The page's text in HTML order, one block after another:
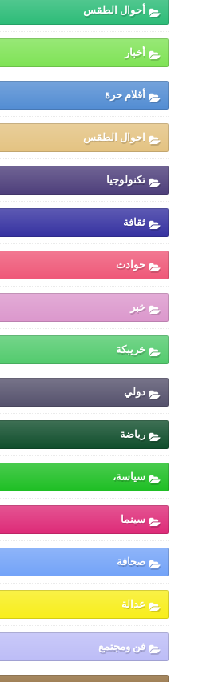
أحوال الطقس
أخبار
أقلام حرة
احوال الطقس
تكنولوجيا
ثقافة
حوادث
خبر
خريبكة
دولي
رياضة
سياسة،
سينما
صحافة
عدالة
فن ومجتمع